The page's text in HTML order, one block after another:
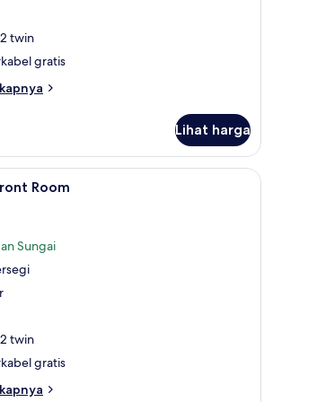
twin
gratis
Lihat harga
angsa, brankas, dan meja kerja
Seprai premium, selimut bulu angsa,
Room
Sungai
twin
gratis